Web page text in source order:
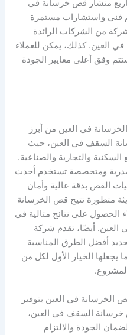
منشار قص خرسانة في
فني واستشارات مستمرة
من الشركات الرائدة
العين. كذلك، يمكن للعملاء
وفق أعلى معايير الجودة
في العين من أبرز
السقف في العين، حيث
والتجارية والصناعية.
ومتخصصة تستخدم أحدث
القص بدقة عالية وأمان
متطورة تتيح قص الخرسانة
الحصول على نتائج مثالية في
أيضًا، تقدم شركة
أفضل الطرق المناسبة
الخيار الأول لكل من
في العين بتوفير
السقف في العين،
الجودة والالتزام